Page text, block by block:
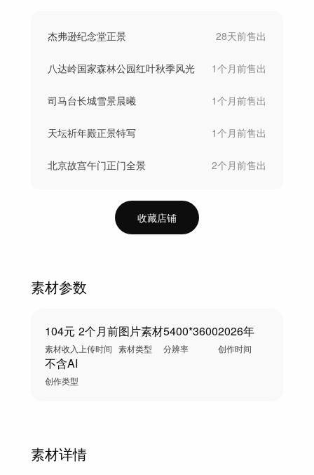
杰弗逊纪念堂正景 28天前售出
八达岭国家森林公园红叶秋季风光 1个月前售出
司马台长城雪景晨曦 1个月前售出
天坛祈年殿正景特写 1个月前售出
北京故宫午门正门全景 2个月前售出
收藏店铺
素材参数
104元
素材收入
2个月前
上传时间
图片素材
素材类型
5400*3600
分辨率
2026年
创作时间
不含AI
创作类型
素材详情